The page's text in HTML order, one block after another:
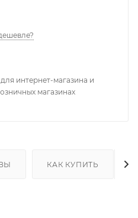
интернет-магазина и
магазинах
КАК КУПИТЬ